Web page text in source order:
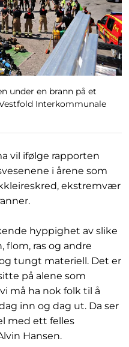
under en brann på et
Interkommunale
vil ifølge rapporten
i årene som
ekstremvær
hyppighet av slike
flom, ras og andre
tungt materiell. Det er
på alene som
må ha nok folk til å
inn og dag ut. Da ser
med ett felles
Hansen.